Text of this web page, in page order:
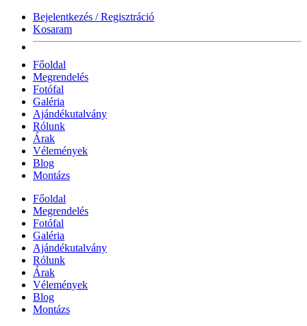
Bejelentkezés / Regisztráció
Kosaram
Főoldal
Megrendelés
Fotófal
Galéria
Ajándékutalvány
Rólunk
Árak
Vélemények
Blog
Montázs
Főoldal
Megrendelés
Fotófal
Galéria
Ajándékutalvány
Rólunk
Árak
Vélemények
Blog
Montázs